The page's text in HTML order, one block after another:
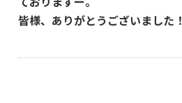
皆様、ありがとうございました！